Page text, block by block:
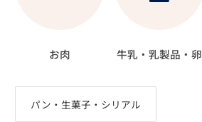
お肉 牛乳・乳製品・卵
パン・生菓子・シリアル